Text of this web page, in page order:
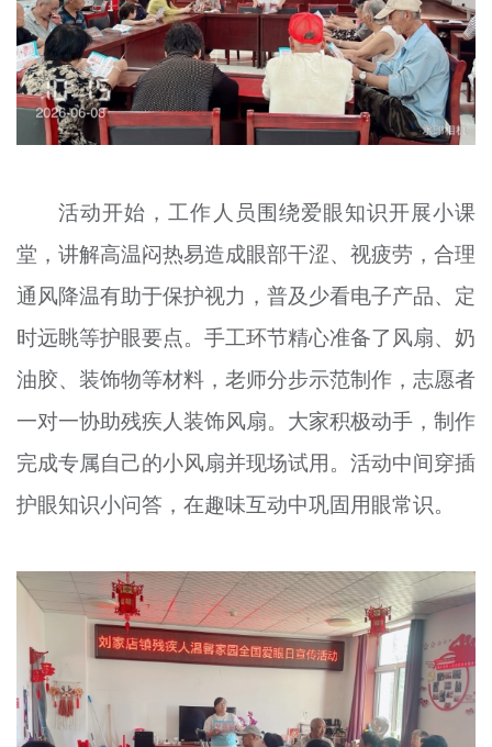
活动开始，工作人员围绕爱眼知识开展小课
堂，讲解高温闷热易造成眼部干涩、视疲劳，合理
通风降温有助于保护视力，普及少看电子产品、定
时远眺等护眼要点。手工环节精心准备了风扇、奶
油胶、装饰物等材料，老师分步示范制作，志愿者
一对一协助残疾人装饰风扇。大家积极动手，制作
完成专属自己的小风扇并现场试用。活动中间穿插
护眼知识小问答，在趣味互动中巩固用眼常识。